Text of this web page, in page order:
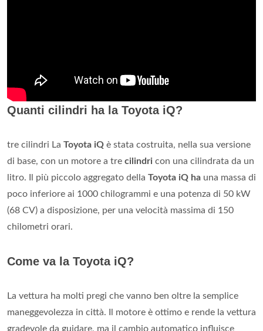
Quanti cilindri ha la Toyota iQ?
tre cilindri La Toyota iQ è stata costruita, nella sua versione
di base, con un motore a tre cilindri con una cilindrata da un
litro. Il più piccolo aggregato della Toyota iQ ha una massa di
poco inferiore ai 1000 chilogrammi e una potenza di 50 kW
(68 CV) a disposizione, per una velocità massima di 150
chilometri orari.
Come va la Toyota iQ?
La vettura ha molti pregi che vanno ben oltre la semplice
maneggevolezza in città. Il motore è ottimo e rende la vettura
gradevole da guidare, ma il cambio automatico influisce